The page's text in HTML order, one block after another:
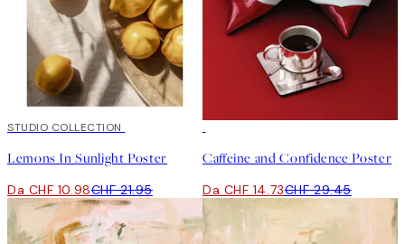
50%*
STUDIO COLLECTION
Lemons In Sunlight Poster
Da CHF 10.98CHF 21.95
Caffeine and Confidence Poster
Da CHF 14.73CHF 29.45